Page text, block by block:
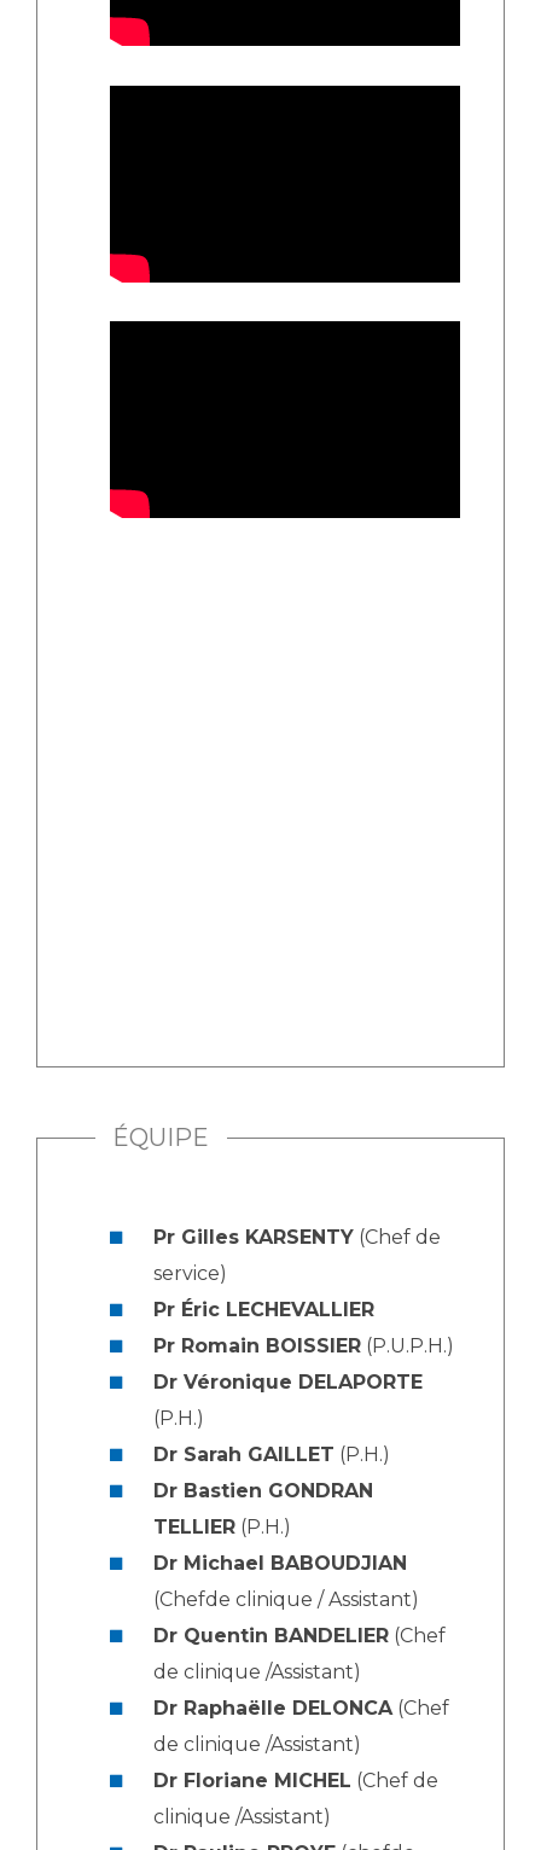
ÉQUIPE
Pr Gilles KARSENTY (Chef de
service)
Pr Éric LECHEVALLIER
Pr Romain BOISSIER (P.U.P.H.)
Dr Véronique DELAPORTE
(P.H.)
Dr Sarah GAILLET (P.H.)
Dr Bastien GONDRAN
TELLIER (P.H.)
Dr Michael BABOUDJIAN
(Chefde clinique / Assistant)
Dr Quentin BANDELIER (Chef
de clinique /Assistant)
Dr Raphaëlle DELONCA(Chef
de clinique /Assistant)
Dr Floriane MICHEL (Chef de
clinique /Assistant)